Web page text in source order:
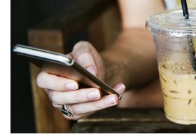
Legal
El medio de
comunicación
digital donde
encontrarás
todas las
noticias sobre